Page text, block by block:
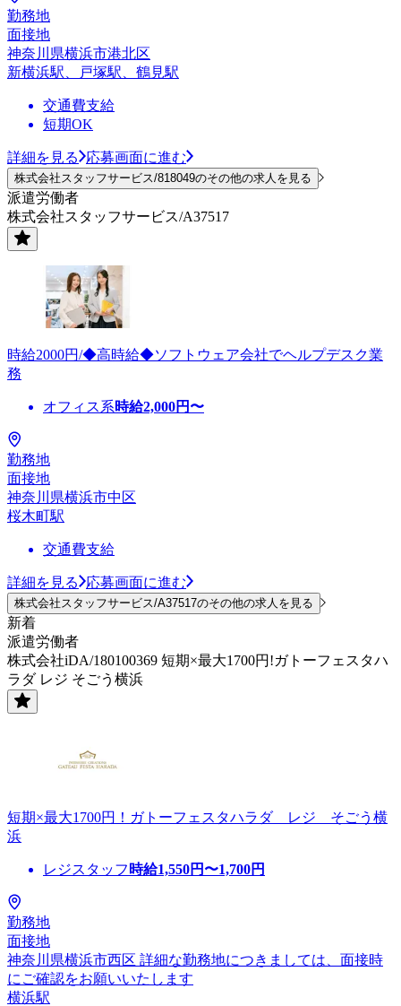
勤務地
面接地
神奈川県横浜市港北区
新横浜駅、戸塚駅、鶴見駅
交通費支給
短期OK
詳細を見る 応募画面に進む
株式会社スタッフサービス/818049のその他の求人を見る
派遣労働者
株式会社スタッフサービス/A37517
時給2000円/◆高時給◆ソフトウェア会社でヘルプデスク業
務
オフィス系時給2,000円〜
勤務地
面接地
神奈川県横浜市中区
桜木町駅
交通費支給
詳細を見る 応募画面に進む
株式会社スタッフサービス/A37517のその他の求人を見る
新着
派遣労働者
株式会社iDA/180100369 短期×最大1700円!ガトーフェスタハ
ラダ レジ そごう横浜
短期×最大1700円！ガトーフェスタハラダ レジ そごう横
浜
レジスタッフ 時給1,550円〜1,700円
勤務地
面接地
神奈川県横浜市西区 詳細な勤務地につきましては、面接時
にご確認をお願いいたします
横浜駅